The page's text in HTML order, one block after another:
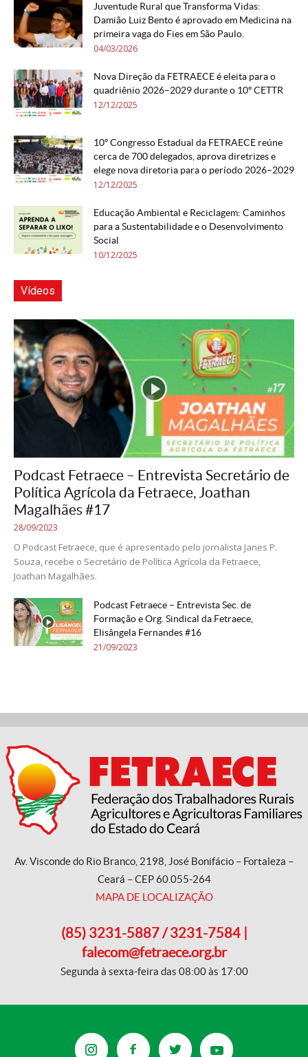
Juventude Rural que Transforma Vidas:
Damião Luiz Bento é aprovado em Medicina na
primeira vaga do Fies em São Paulo.
04/03/2026
Nova Direção da FETRAECE é eleita para o
quadriênio 2026–2029 durante o 10º CETTR
12/12/2025
10º Congresso Estadual da FETRAECE reúne
cerca de 700 delegados, aprova diretrizes e
elege nova diretoria para o período 2026–2029
12/12/2025
Educação Ambiental e Reciclagem: Caminhos
para a Sustentabilidade e o Desenvolvimento
Social
10/12/2025
Vídeos
Podcast Fetraece – Entrevista Secretário de
Política Agrícola da Fetraece, Joathan
Magalhães #17
28/09/2023
O Podcast Fetraece, que é apresentado pelo jornalista Janes P.
Souza, recebe o Secretário de Política Agrícola da Fetraece,
Joathan Magalhães.
Podcast Fetraece – Entrevista Sec. de
Formação e Org. Sindical da Fetraece,
Elisângela Fernandes #16
21/09/2023
Av. Visconde do Rio Branco, 2198, José Bonifácio – Fortaleza –
Ceará – CEP 60.055-264
MAPA DE LOCALIZAÇÃO
(85) 3231-5887 / 3231-7584 |
falecom@fetraece.org.br
Segunda à sexta-feira das 08:00 às 17:00